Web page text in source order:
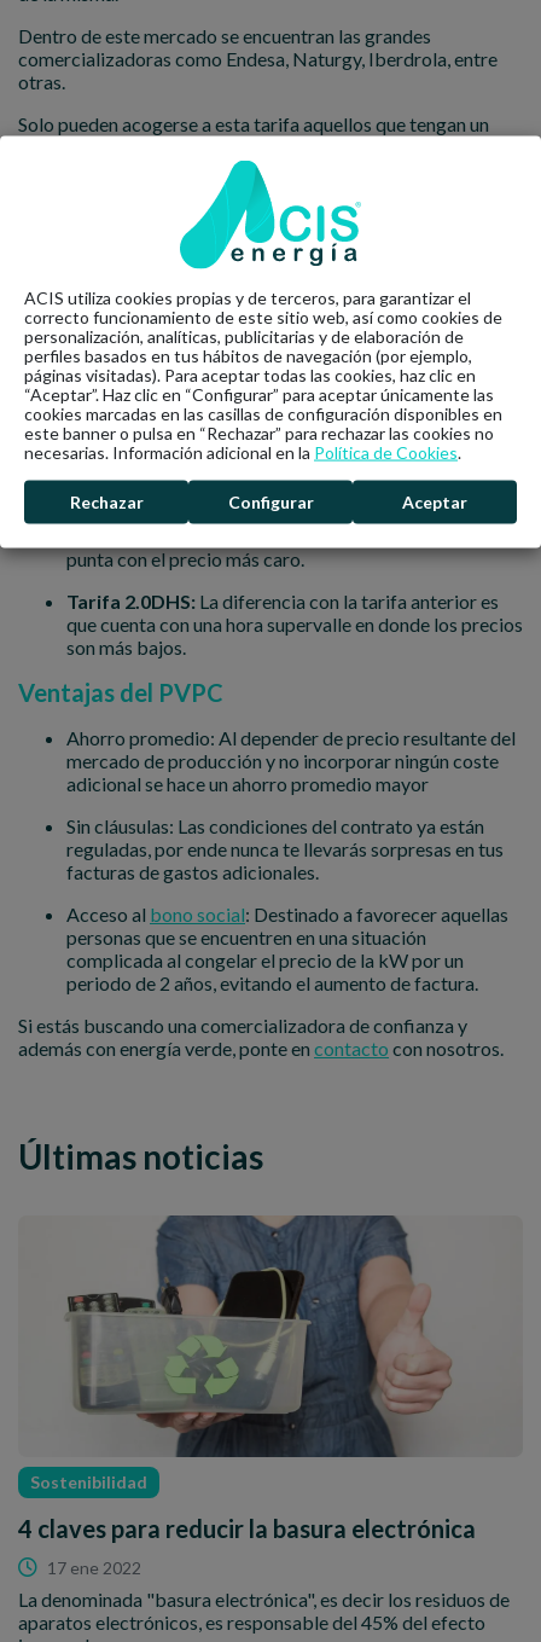
Dentro de este mercado se encuentran las grandes
comercializadoras como Endesa, Naturgy, Iberdrola, entre
otras.
Solo pueden acogerse a esta tarifa aquellos que tengan un
contratada menor o igual a 10kW.
Tarifas de la PVPC
Dentro de la modalidad de contrato de luz por PVPC puedes
acceder a tres tipos de tarifas que variarán en función del
horario en el que se haga el consumo:
Tarifa 2.A:Con esta tarifa tendrás el mismo precio
todas las horas del día. Es decir que tu factura siempre
mostrará el mismo valor durante todo el año
Tarifa 2.0DHA: Esta tarifa es conocida también como
la tarifa de discriminación horaria o tarifa nocturna y
cuenta con dos precios distintos en función de la hora
en que se haga el consumo. Tiene un periodo valle —en
punta con el precio más caro.
Tarifa 2.0DHS: La diferencia con la tarifa anterior es
que cuenta con una hora supervalle en donde los precios
son más bajos.
Ventajas del PVPC
Ahorro promedio: Al depender de precio resultante del
mercado de producción y no incorporar ningún coste
adicional se hace un ahorro promedio mayor
Sin cláusulas: Las condiciones del contrato ya están
reguladas, por ende nunca te llevarás sorpresas en tus
facturas de gastos adicionales.
Acceso al bono social: Destinado a favorecer aquellas
personas que se encuentren en una situación
complicada al congelar el precio de la kW por un
periodo de 2 años, evitando el aumento de factura.
Si estás buscando una comercializadora de confianza y
además con energía verde, ponte en contacto con nosotros.
Últimas noticias
Sostenibilidad
4 claves para reducir la basura electrónica
17 ene 2022
La denominada "basura electrónica", es decir los residuos de
aparatos electrónicos, es responsable del 45% del efecto
ACIS utiliza cookies propias y de terceros, para garantizar el
correcto funcionamiento de este sitio web, así como cookies de
personalización, analíticas, publicitarias y de elaboración de
perfiles basados en tus hábitos de navegación (por ejemplo,
páginas visitadas). Para aceptar todas las cookies, haz clic en
“Aceptar”. Haz clic en “Configurar” para aceptar únicamente las
cookies marcadas en las casillas de configuración disponibles en
este banner o pulsa en “Rechazar” para rechazar las cookies no
necesarias. Información adicional en la Política de Cookies.
Rechazar Configurar Aceptar